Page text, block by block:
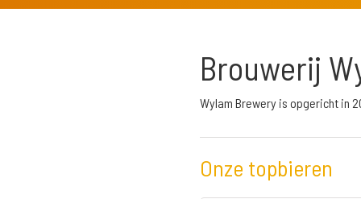
Brouwerij
Wylam Brewery is opgericht in
Onze topbieren